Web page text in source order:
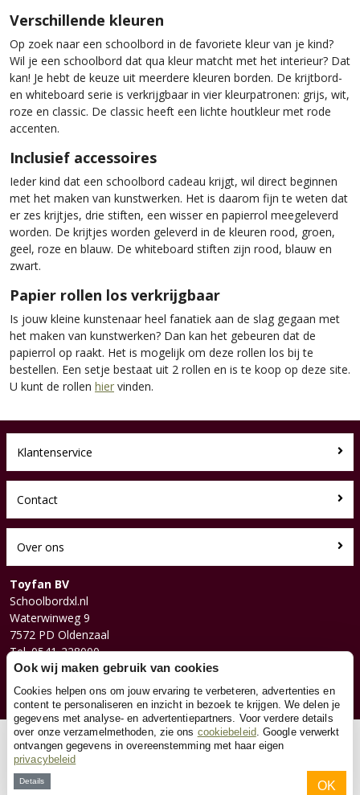
Verschillende kleuren
Op zoek naar een schoolbord in de favoriete kleur van je kind?
Wil je een schoolbord dat qua kleur matcht met het interieur? Dat
kan! Je hebt de keuze uit meerdere kleuren borden. De krijtbord-
en whiteboard serie is verkrijgbaar in vier kleurpatronen: grijs, wit,
roze en classic. De classic heeft een lichte houtkleur met rode
accenten.
Inclusief accessoires
Ieder kind dat een schoolbord cadeau krijgt, wil direct beginnen
met het maken van kunstwerken. Het is daarom fijn te weten dat
er zes krijtjes, drie stiften, een wisser en papierrol meegeleverd
worden. De krijtjes worden geleverd in de kleuren rood, groen,
geel, roze en blauw. De whiteboard stiften zijn rood, blauw en
zwart.
Papier rollen los verkrijgbaar
Is jouw kleine kunstenaar heel fanatiek aan de slag gegaan met
het maken van kunstwerken? Dan kan het gebeuren dat de
papierrol op raakt. Het is mogelijk om deze rollen los bij te
bestellen. Een setje bestaat uit 2 rollen en is te koop op deze site.
U kunt de rollen hier vinden.
Klantenservice
Contact
Over ons
Toyfan BV
Schoolbordxl.nl
Waterwinweg 9
7572 PD Oldenzaal
Tel. 0541-228000
Facebook
Instagram
© 2026 Toyfan BV
Ook wij maken gebruik van cookies
Cookies helpen ons om jouw ervaring te verbeteren, advertenties en
content te personaliseren en inzicht in bezoek te krijgen. We delen je
gegevens met analyse- en advertentiepartners. Voor verdere details
over onze verzamelmethoden, zie ons cookiebeleid. Google verwerkt
ontvangen gegevens in overeenstemming met haar eigen
privacybeleid
Details OK